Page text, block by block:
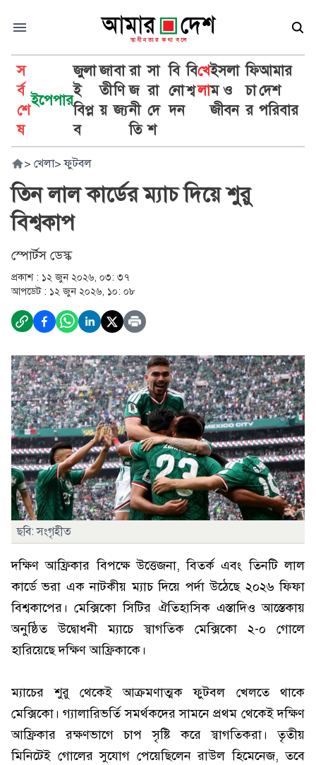
স
র্ব
শে
ষ
ইপেপার
জুলা
ই
বিপ্ল
ব
জা
তী
য়
বা
ণি
জ্য
রা
জ
নী
তি
সা
রা
দে
শ
বি
নো
দন
বি
শ্ব
খে
লা
ইসলা
ম ও
জীবন
ফি
চা
র
আমার
দেশ
পরিবার
> খেলা> ফুটবল
তিন লাল কার্ডের ম্যাচ দিয়ে শুরু
বিশ্বকাপ
স্পোর্টস ডেস্ক
প্রকাশ : ১২ জুন ২০২৬, ০৩: ৩৭
আপডেট : ১২ জুন ২০২৬, ১০: ০৮
ছবি: সংগৃহীত
দক্ষিণ আফ্রিকার বিপক্ষে উত্তেজনা, বিতর্ক এবং তিনটি লাল
কার্ডে ভরা এক নাটকীয় ম্যাচ দিয়ে পর্দা উঠেছে ২০২৬ ফিফা
বিশ্বকাপের। মেক্সিকো সিটির ঐতিহাসিক এস্তাদিও আস্তেকায়
অনুষ্ঠিত উদ্বোধনী ম্যাচে স্বাগতিক মেক্সিকো ২-০ গোলে
হারিয়েছে দক্ষিণ আফ্রিকাকে।
ম্যাচের শুরু থেকেই আক্রমণাত্মক ফুটবল খেলতে থাকে
মেক্সিকো। গ্যালারিভর্তি সমর্থকদের সামনে প্রথম থেকেই দক্ষিণ
আফ্রিকার রক্ষণভাগে চাপ সৃষ্টি করে স্বাগতিকরা। তৃতীয়
মিনিটেই গোলের সুযোগ পেয়েছিলেন রাউল হিমেনেজ, তবে